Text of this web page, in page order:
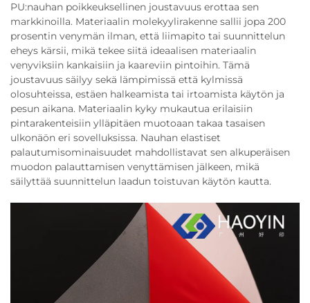
PU:nauhan poikkeuksellinen joustavuus erottaa sen
markkinoilla. Materiaalin molekyylirakenne sallii jopa 200
prosentin venymän ilman, että liimapito tai suunnittelun
eheys kärsii, mikä tekee siitä ideaalisen materiaalin
venyviksiin kankaisiin ja kaareviin pintoihin. Tämä
joustavuus säilyy sekä lämpimissä että kylmissä
olosuhteissa, estäen halkeamista tai irtoamista käytön ja
pesun aikana. Materiaalin kyky mukautua erilaisiin
pintarakenteisiin ylläpitäen muotoaan takaa tasaisen
ulkonäön eri sovelluksissa. Nauhan elastiset
palautumisominaisuudet mahdollistavat sen alkuperäisen
muodon palauttamisen venyttämisen jälkeen, mikä
säilyttää suunnittelun laadun toistuvan käytön kautta.